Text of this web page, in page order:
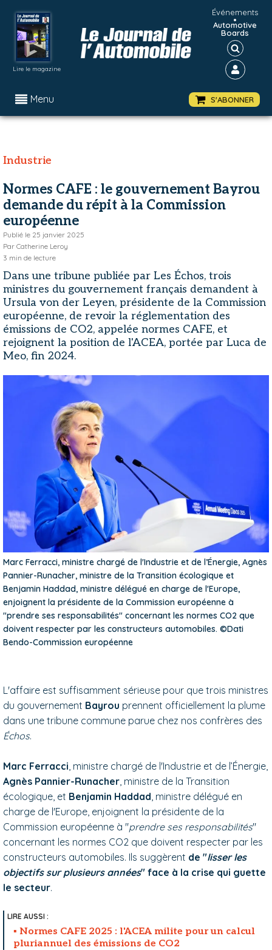
Lire le magazine
Événements
•
Automotive
Boards
Menu S'ABONNER
Industrie
Normes CAFE : le gouvernement Bayrou
demande du répit à la Commission
européenne
Publié le 25 janvier 2025
Par Catherine Leroy
3 min de lecture
Dans une tribune publiée par Les Échos, trois
ministres du gouvernement français demandent à
Ursula von der Leyen, présidente de la Commission
européenne, de revoir la réglementation des
émissions de CO2, appelée normes CAFE, et
rejoignent la position de l'ACEA, portée par Luca de
Meo, fin 2024.
Marc Ferracci, ministre chargé de l'Industrie et de l’Énergie, Agnès
Pannier-Runacher, ministre de la Transition écologique et
Benjamin Haddad, ministre délégué en charge de l'Europe,
enjoignent la présidente de la Commission européenne à
"prendre ses responsabilités" concernant les normes CO2 que
doivent respecter par les constructeurs automobiles. ©Dati
Bendo-Commission européenne
L'affaire est suffisamment sérieuse pour que trois ministres
du gouvernement Bayrou prennent officiellement la plume
dans une tribune commune parue chez nos confrères des
Échos.
Marc Ferracci , ministre chargé de l'Industrie et de l’Énergie,
Agnès Pannier-Runacher , ministre de la Transition
écologique, et Benjamin Haddad , ministre délégué en
charge de l'Europe, enjoignent la présidente de la
Commission européenne à "prendre ses responsabilités"
concernant les normes CO2 que doivent respecter par les
constructeurs automobiles. Ils suggèrent de "lisser les
objectifs sur plusieurs années" face à la crise qui guette
le secteur.
Normes CAFE 2025 : l'ACEA milite pour un calcul
pluriannuel des émissions de CO2